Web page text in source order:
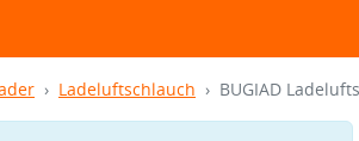
Ladeluftschlauch BUGIAD